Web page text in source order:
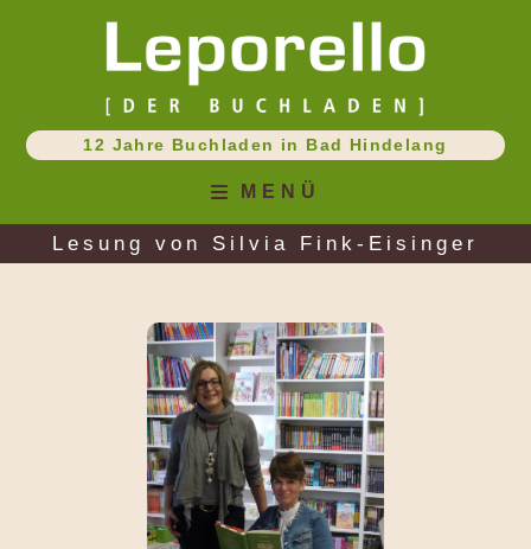
12 Jahre Buchladen in Bad Hindelang
MENÜ
Lesung von Silvia Fink-Eisinger